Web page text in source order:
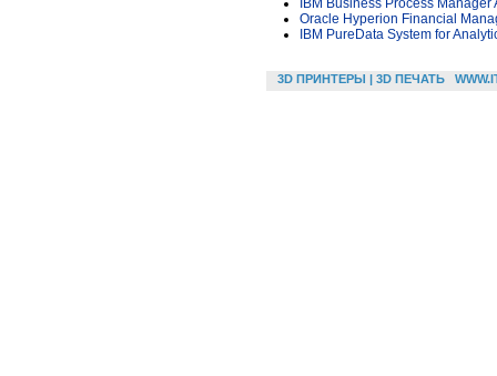
Oracle Hyperion Financial
IBM PureData System for
3D ПРИНТЕРЫ | 3D ПЕЧАТЬ